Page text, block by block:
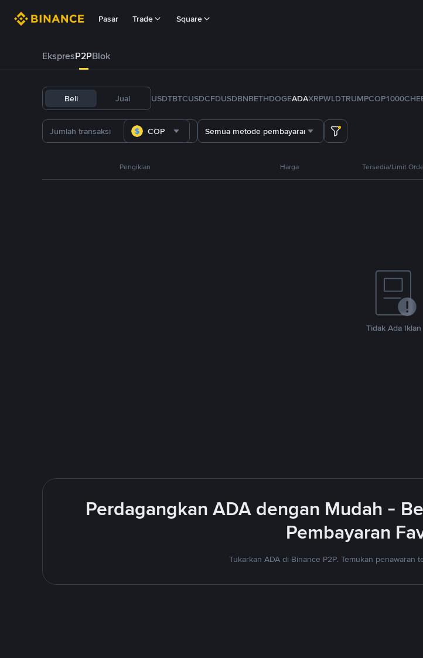
Pasar Trade Square
EkspresP2PBlok
Beli Jual USDTBTCUSDCFDUSDBNBETHDOGEADAXRPWLDTRUMPCOP
COP Semua metode pembayaran
Pengiklan Harga Tersedia/Limit
Tidak Ada Iklan
Perdagangkan ADA dengan Mudah -
Pembayaran
Tukarkan ADA di Binance P2P. Temukan penawaran